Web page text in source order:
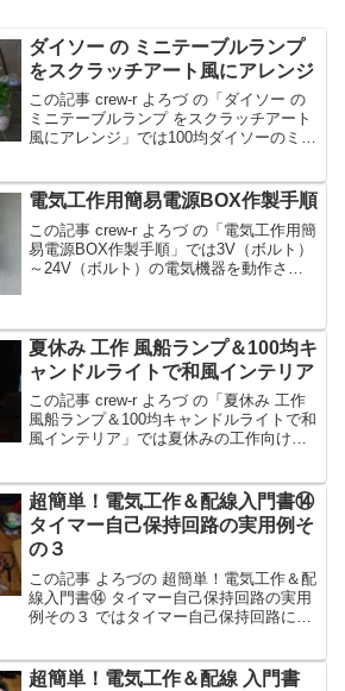
ダイソー の ミニテーブルランプ
をスクラッチアート風にアレンジ
この記事 crew-r よろづ の「ダイソー の
ミニテーブルランプ をスクラッチアート
風にアレンジ」では100均ダイソーのミニ
います。
電気工作用簡易電源BOX作製手順
この記事 crew-r よろづ の「電気工作用簡
易電源BOX作製手順」では3V（ボルト）
～24V（ボルト）の電気機器を動作させ
て動作させるのに重宝します。
夏休み 工作 風船ランプ＆100均キ
ャンドルライトで和風インテリア
この記事 crew-r よろづ の「夏休み 工作
風船ランプ＆100均キャンドルライトで和
風インテリア」では夏休みの工作向けの
ています。100均のキャンドルライトで風
情あるインテリア用アクセントの作成方
法を御紹介しています。
超簡単！電気工作＆配線入門書⑭
タイマー自己保持回路の実用例そ
の３
この記事 よろづの 超簡単！電気工作＆配
線入門書⑭ タイマー自己保持回路の実用
例その３ ではタイマー自己保持回路にも
せる要領を御紹介しています。
超簡単！電気工作＆配線 入門書